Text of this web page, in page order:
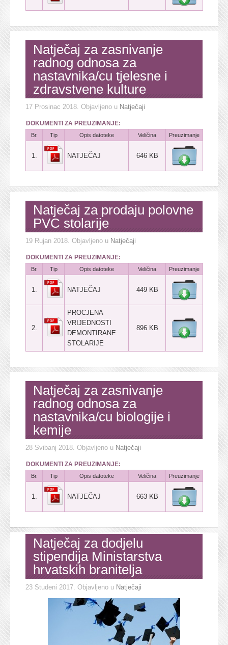
Natječaj za zasnivanje
radnog odnosa za
nastavnika/cu tjelesne i
zdravstvene kulture
17 Prosinac 2018. Objavljeno u Natječaji
DOKUMENTI ZA PREUZIMANJE:
Br. Tip Opis datoteke Veličina Preuzimanje
1. NATJEČAJ 646 KB
Natječaj za prodaju polovne
PVC stolarije
19 Rujan 2018. Objavljeno u Natječaji
DOKUMENTI ZA PREUZIMANJE:
Br. Tip Opis datoteke Veličina Preuzimanje
1. NATJEČAJ 449 KB
2.
PROCJENA
VRIJEDNOSTI
DEMONTIRANE
STOLARIJE
896 KB
Natječaj za zasnivanje
radnog odnosa za
nastavnika/cu biologije i
kemije
28 Svibanj 2018. Objavljeno u Natječaji
DOKUMENTI ZA PREUZIMANJE:
Br. Tip Opis datoteke Veličina Preuzimanje
1. NATJEČAJ 663 KB
Natječaj za dodjelu
stipendija Ministarstva
hrvatskih branitelja
23 Studeni 2017. Objavljeno u Natječaji